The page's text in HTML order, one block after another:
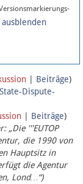
ausblenden
Beiträge)
Dispute-
Beiträge)
„Die '''EUTOP
die 1990 von
Hauptsitz in
die Agentur
Lond…“)